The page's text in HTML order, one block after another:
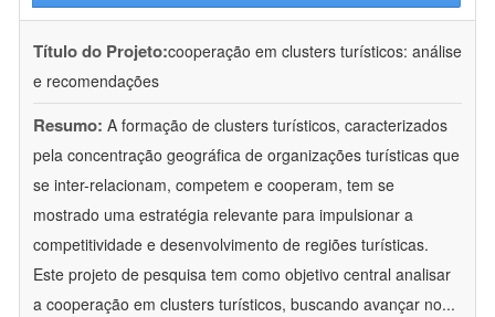
Título do Projeto:cooperação em clusters turísticos: análise
e recomendações
Resumo: A formação de clusters turísticos, caracterizados
pela concentração geográfica de organizações turísticas que
se inter-relacionam, competem e cooperam, tem se
mostrado uma estratégia relevante para impulsionar a
competitividade e desenvolvimento de regiões turísticas.
Este projeto de pesquisa tem como objetivo central analisar
a cooperação em clusters turísticos, buscando avançar no...